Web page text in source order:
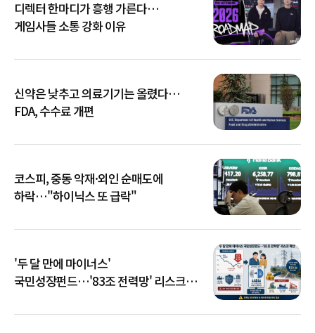
디렉터 한마디가 흥행 가른다…
게임사들 소통 강화 이유
신약은 낮추고 의료기기는 올렸다…
FDA, 수수료 개편
코스피, 중동 악재·외인 순매도에
하락…"하이닉스 또 급락"
'두 달 만에 마이너스'
국민성장펀드…'83조 전력망' 리스크